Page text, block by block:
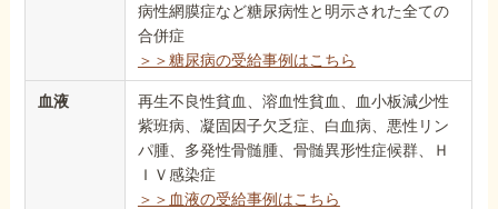
病性網膜症など糖尿病性と明示された全ての
合併症
＞＞糖尿病の受給事例はこちら
血液
再生不良性貧血、溶血性貧血、血小板減少性
紫班病、凝固因子欠乏症、白血病、悪性リン
パ腫、多発性骨髄腫、骨髄異形性症候群、Ｈ
ＩＶ感染症
＞＞血液の受給事例はこちら